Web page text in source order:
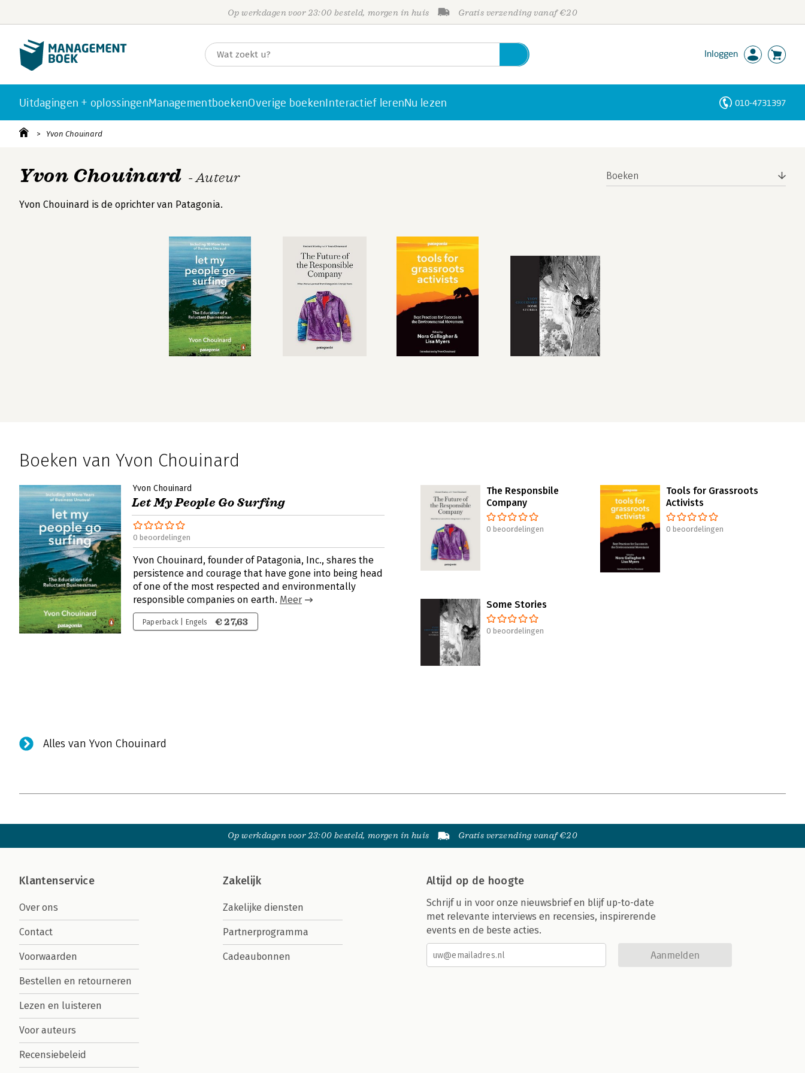
Op werkdagen voor 23:00 besteld, morgen in huis Gratis verzending vanaf €20
Inloggen
Uitdagingen + oplossingenManagementboekenOverige boekenInteractief lerenNu lezen 010-4731397
Yvon Chouinard
Yvon Chouinard - Auteur
Yvon Chouinard is de oprichter van Patagonia.
Boeken
Boeken van Yvon Chouinard
Yvon Chouinard
Let My People Go Surfing
0 beoordelingen
Yvon Chouinard, founder of Patagonia, Inc., shares the
persistence and courage that have gone into being head
of one of the most respected and environmentally
responsible companies on earth. Meer
Paperback | Engels € 27,63
The Responsbile
Company
0 beoordelingen
Tools for Grassroots
Activists
0 beoordelingen
Some Stories
0 beoordelingen
Alles van Yvon Chouinard
Op werkdagen voor 23:00 besteld, morgen in huis Gratis verzending vanaf €20
Klantenservice
Over ons
Contact
Voorwaarden
Bestellen en retourneren
Lezen en luisteren
Voor auteurs
Recensiebeleid
Zakelijk
Zakelijke diensten
Partnerprogramma
Cadeaubonnen
Altijd op de hoogte
Schrijf u in voor onze nieuwsbrief en blijf up-to-date
met relevante interviews en recensies, inspirerende
events en de beste acties.
Aanmelden
Personen